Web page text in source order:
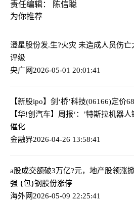
责任编辑： 陈信聪
为你推荐
澄星股份发.生?火灾 未造成人员伤亡
评级
央广网2026-05-01 20:01:41
【新股ipo】剑‘桥’科技(06166)定价
【华!创汽车】周报‘：’特斯拉机器
催化
金融界2026-04-26 13:58:41
a股成交额破3万亿?元，地产股领涨
强 {包}钢股份涨停
海外网2026-05-09 22:25:41